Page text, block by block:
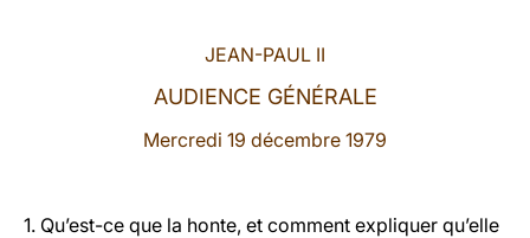
JEAN-PAUL II
AUDIENCE GÉNÉRALE
Mercredi 19 décembre 1979
1. Qu’est-ce que la honte, et comment expliquer qu’elle